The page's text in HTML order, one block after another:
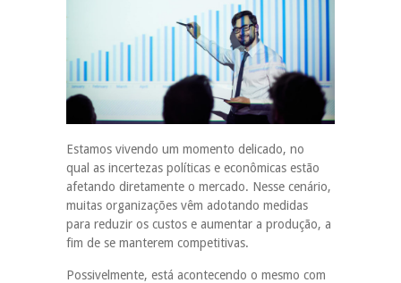
Estamos vivendo um momento delicado, no
qual as incertezas políticas e econômicas estão
afetando diretamente o mercado. Nesse cenário,
muitas organizações vêm adotando medidas
para reduzir os custos e aumentar a produção, a
fim de se manterem competitivas.
Possivelmente, está acontecendo o mesmo com